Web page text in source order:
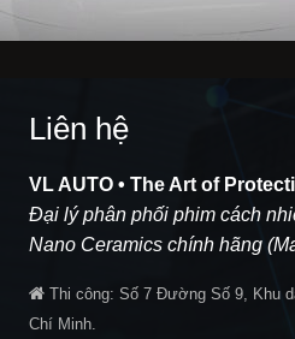
Liên hệ
VL AUTO • The Art of
Đại lý phân phối phim cách
Nano Ceramics chính hãng
Thi công: Số 7 Đường Số 9, Khu
Chí Minh.